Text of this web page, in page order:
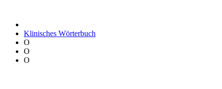
Klinisches Wörterbuch
O
O
O